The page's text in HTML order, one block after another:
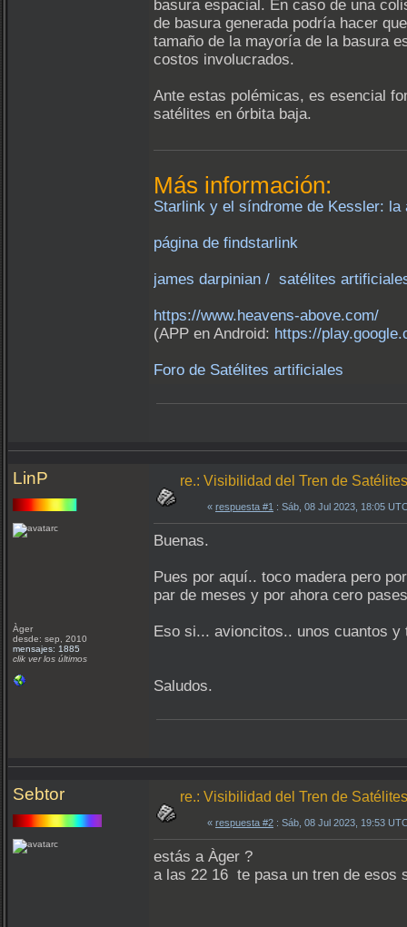
basura espacial. En caso de una
de basura generada podría hacer
tamaño de la mayoría de la basura
costos involucrados.
Ante estas polémicas, es esencial
satélites en órbita baja.
Más información:
Starlink y el síndrome de Kessler: la
página de findstarlink
james darpinian / satélites
https://www.heavens-above.com/
(APP en Android: https://
Foro de Satélites artificiales
LinP
Àger
desde: sep, 2010
mensajes: 1885
clik ver los últimos
re.: Visibilidad del Tren de
« respuesta #1 : Sáb, 08 Jul 2023, 18:05
Buenas.
Pues por aquí.. toco madera pero
par de meses y por ahora cero
Eso si... avioncitos.. unos cuantos y
Saludos.
Sebtor re.: Visibilidad del Tren de
« respuesta #2 : Sáb, 08 Jul 2023, 19:53
estás a Àger ?
a las 22 16 te pasa un tren de